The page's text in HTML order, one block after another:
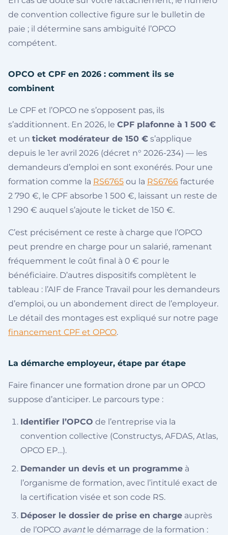
de convention collective figure sur le bulletin de
paie ; il détermine sans ambiguïté l’OPCO
compétent.
OPCO et CPF en 2026 : comment ils se
combinent
Le CPF et l’OPCO ne s’opposent pas, ils
s’additionnent. En 2026, le CPF plafonne à 1 500 €
et un ticket modérateur de 150 € s’applique
depuis le 1er avril 2026 (décret n° 2026-234) — les
demandeurs d’emploi en sont exonérés. Pour une
formation comme la RS6765 ou la RS6766 facturée
2 790 €, le CPF absorbe 1 500 €, laissant un reste de
1 290 € auquel s’ajoute le ticket de 150 €.
C’est précisément ce reste à charge que l’OPCO
peut prendre en charge pour un salarié, ramenant
fréquemment le coût final à 0 € pour le
bénéficiaire. D’autres dispositifs complètent le
tableau : l’AIF de France Travail pour les demandeurs
d’emploi, ou un abondement direct de l’employeur.
Le détail des montages est expliqué sur notre page
financement CPF et OPCO.
La démarche employeur, étape par étape
Faire financer une formation drone par un OPCO
suppose d’anticiper. Le parcours type :
Identifier l’OPCO de l’entreprise via la
convention collective (Constructys, AFDAS, Atlas,
OPCO EP…).
Demander un devis et un programme à
l’organisme de formation, avec l’intitulé exact de
la certification visée et son code RS.
Déposer le dossier de prise en charge auprès
de l’OPCO avantle démarrage de la formation :